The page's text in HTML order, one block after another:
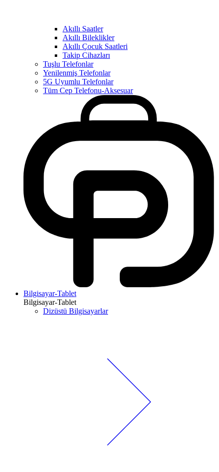
Akıllı Saatler
Akıllı Bileklikler
Akıllı Çocuk Saatleri
Takip Cihazları
Tuşlu Telefonlar
Yenilenmiş Telefonlar
5G Uyumlu Telefonlar
Tüm Cep Telefonu-Aksesuar
Bilgisayar-Tablet
Bilgisayar-Tablet
Dizüstü Bilgisayarlar